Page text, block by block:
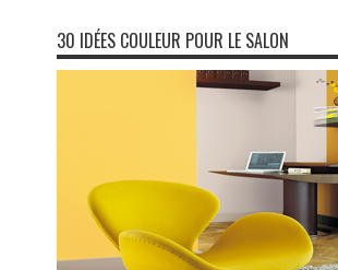
30 IDÉES COULEUR POUR LE SALON